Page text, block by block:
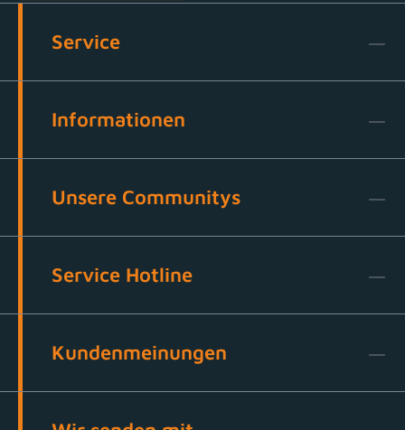
Service
Informationen
Unsere Communitys
Service Hotline
Kundenmeinungen